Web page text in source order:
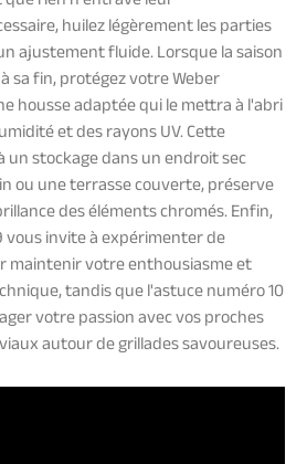
huilez légèrement les parties
ajustement fluide. Lorsque la saison
sa fin, protégez votre Weber
housse adaptée qui le mettra à l'abri
et des rayons UV. Cette
un stockage dans un endroit sec
ou une terrasse couverte, préserve
des éléments chromés. Enfin,
invite à expérimenter de
maintenir votre enthousiasme et
tandis que l'astuce numéro 10
votre passion avec vos proches
autour de grillades savoureuses.